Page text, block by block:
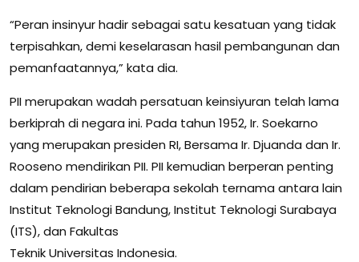
“Peran insinyur hadir sebagai satu kesatuan yang tidak
terpisahkan, demi keselarasan hasil pembangunan dan
pemanfaatannya,” kata dia.
PII merupakan wadah persatuan keinsiyuran telah lama
berkiprah di negara ini. Pada tahun 1952, Ir. Soekarno
yang merupakan presiden RI, Bersama Ir. Djuanda dan Ir.
Rooseno mendirikan PII. PII kemudian berperan penting
dalam pendirian beberapa sekolah ternama antara lain
Institut Teknologi Bandung, Institut Teknologi Surabaya
(ITS), dan Fakultas
Teknik Universitas Indonesia.